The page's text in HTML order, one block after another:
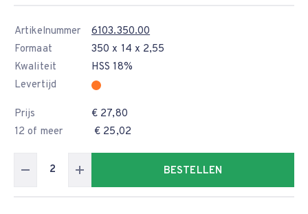
Artikelnummer
6103.350.00
Formaat
350 x 14 x 2,55
Kwaliteit
HSS 18%
Levertijd
Prijs
€ 27,80
12 of meer
€ 25,02
BESTELLEN